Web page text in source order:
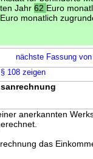
Jahr62 Euro
Euro monatlich
nächste Fassung
108 zeigen
anerkannten
das